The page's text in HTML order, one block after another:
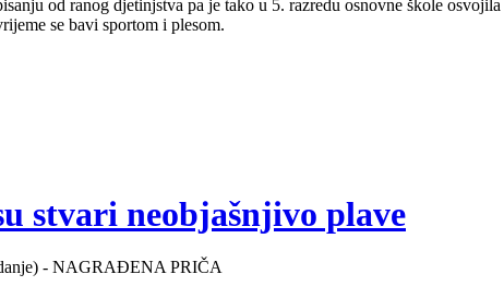
od ranog djetinjstva pa je tako u 5. razredu osnovne škole
se bavi sportom i plesom.
stvari neobjašnjivo plave
- NAGRAĐENA PRIČA